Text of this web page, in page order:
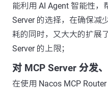
能利用 AI Agent 智能性，
Server 的选择，在确保减
耗的同时，又大大的扩展
Server 的上限；
对 MCP Server 分发
在使用 Nacos MCP